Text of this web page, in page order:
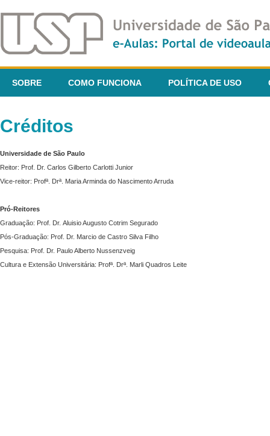
SOBRE COMO FUNCIONA POLÍTICA DE USO
Créditos
Universidade de São Paulo
Reitor: Prof. Dr. Carlos Gilberto Carlotti Junior
Vice-reitor: Profª. Drª. Maria Arminda do Nascimento Arruda
Pró-Reitores
Graduação: Prof. Dr. Aluisio Augusto Cotrim Segurado
Pós-Graduação: Prof. Dr. Marcio de Castro Silva Filho
Pesquisa: Prof. Dr. Paulo Alberto Nussenzveig
Cultura e Extensão Universitária: Profª. Drª. Marli Quadros Leite